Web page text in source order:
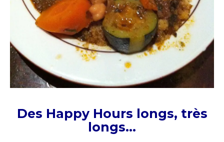
Des Happy Hours longs, très
longs…